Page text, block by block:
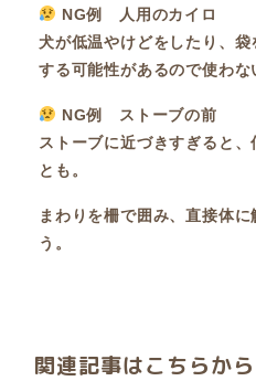
NG例 人用のカイロ
犬が低温やけどをしたり、袋
する可能性があるので使わな
NG例 ストーブの前
ストーブに近づきすぎると
とも。
まわりを柵で囲み、直接体
う。
関連記事はこちらから